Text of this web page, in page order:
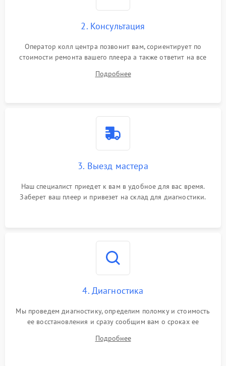
2. Консультация
Оператор колл центра позвонит вам, сориентирует по
стоимости ремонта вашего плеера а также ответит на все
Подробнее
3. Выезд мастера
Наш специалист приедет к вам в удобное для вас время.
Заберет ваш плеер и привезет на склад для диагностики.
4. Диагностика
Мы проведем диагностику, определим поломку и стоимость
ее восстановления и сразу сообщим вам о сроках ее
Подробнее